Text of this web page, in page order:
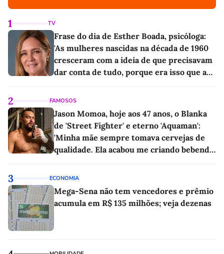
1 TV
Frase do dia de Esther Boada, psicóloga:
'As mulheres nascidas na década de 1960
cresceram com a ideia de que precisavam
dar conta de tudo, porque era isso que a
2 FAMOSOS
Jason Momoa, hoje aos 47 anos, o Blanka
de 'Street Fighter' e eterno 'Aquaman':
'Minha mãe sempre tomava cervejas de
qualidade. Ela acabou me criando bebendo
3 ECONOMIA
Mega-Sena não tem vencedores e prêmio
acumula em R$ 135 milhões; veja dezenas